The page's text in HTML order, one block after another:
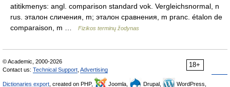
atitikmenys: angl. comparison standard vok. Vergleichsnormal, n
rus. эталон сличения, m; эталон сравнения, m pranc. étalon de
comparaison, m …
Fizikos terminų žodynas
18+
© Academic, 2000-2026
Contact us: Technical Support Advertising
Dictionaries export , created on PHP, Joomla, Drupal,
WordPress,